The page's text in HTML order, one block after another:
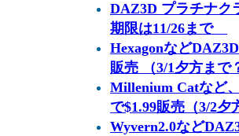
DAZ3D プラチナク
期限は11/26まで
Hexagonなど
販売 （3/1夕方まで
Millenium Catなど
で$1.99販売（3/2夕
Wyvern2.0など